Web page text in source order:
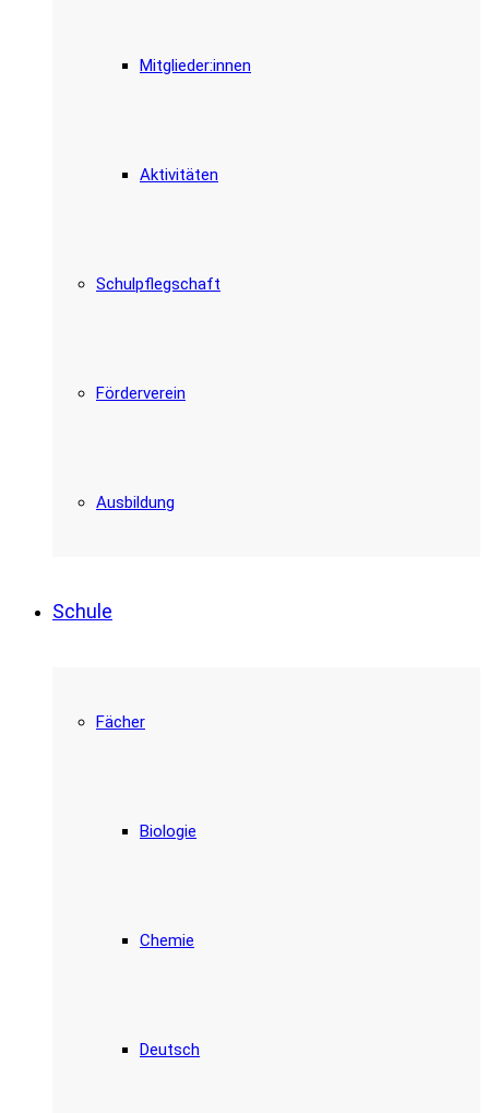
Mitglieder:innen
Aktivitäten
Schulpflegschaft
Förderverein
Ausbildung
Schule
Fächer
Biologie
Chemie
Deutsch